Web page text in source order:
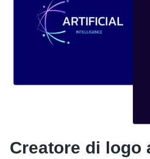
Creatore di logo